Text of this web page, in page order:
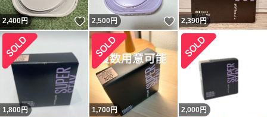
2,400円 いいね！
2,500円 いいね！
2,390円
1,800円 1,700円 2,000 円